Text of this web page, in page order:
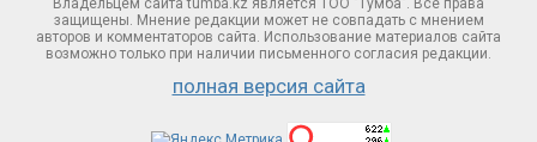
Владельцем сайта tumba.kz является ТОО "Тумба". Все права
защищены. Мнение редакции может не совпадать с мнением
авторов и комментаторов сайта. Использование материалов сайта
возможно только при наличии письменного согласия редакции.
полная версия сайта